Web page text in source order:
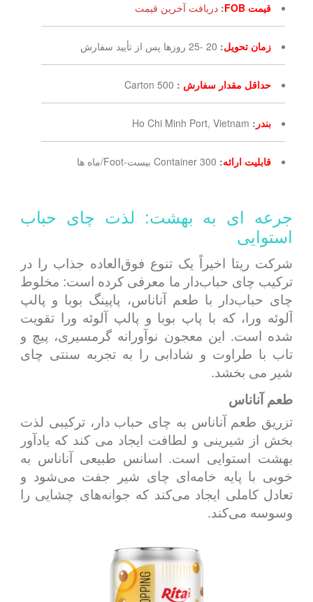
قیمت FOB : دریافت آخرین قیمت
زمان تحویل: 20 -25 روزها پس از تأیید سفارش
حداقل مقدار سفارش :
500 Carton
بندر :
Ho Chi Minh Port, Vietnam
قابلیت ارائه: 300 Container بیست-Foot/ماه ها
جرعه ای به بهشت: لذت چای حباب
استوایی
شرکت ریتا اخیراً یک تنوع فوق‌العاده جذاب را در
ترکیب چای حباب‌دار ما معرفی کرده است: مخلوط
چای حباب‌دار با طعم آناناس، پاپینگ بوبا و پالپ
آلوئه ورا، که با پاپ بوبا و پالپ آلوئه ورا تقویت
شده است. این معجون نوآورانه گرمسیری، پیچ و
تاب با طراوت و شادابی را به تجربه سنتی چای
شیر می بخشد.
طعم آناناس
تزریق طعم آناناس به چای حباب دار، ترکیبی لذت
بخش از شیرینی و لطافت ایجاد می کند که یادآور
بهشت ​​استوایی است. اسانس طبیعی آناناس به
خوبی با پایه خامه‌ای چای شیر جفت می‌شود و
تعادل کاملی ایجاد می‌کند که جوانه‌های چشایی را
وسوسه می‌کند.